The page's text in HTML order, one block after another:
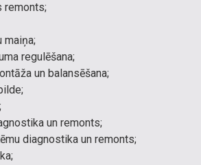
remonts;
maiņa;
regulēšana;
un balansēšana;
un remonts;
diagnostika un remonts;